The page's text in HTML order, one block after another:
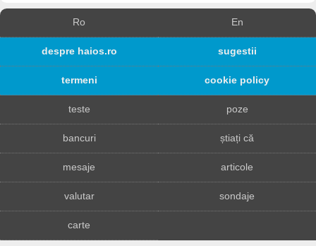
Ro En
despre haios.ro sugestii
termeni cookie policy
teste poze
bancuri știați că
mesaje articole
valutar sondaje
carte